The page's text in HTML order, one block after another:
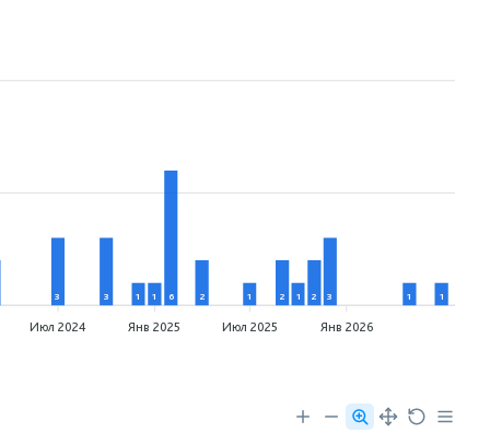
3 3 1 1 6 2 1 2 1 2 3 1 1
Июл 2024 Янв 2025 Июл 2025 Янв 2026